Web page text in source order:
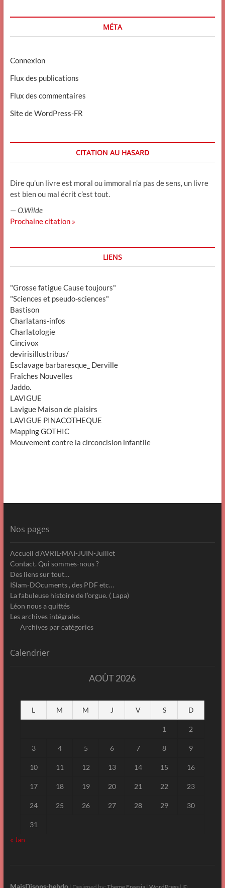
MÉTA
Connexion
Flux des publications
Flux des commentaires
Site de WordPress-FR
CITATION AU HASARD
Dire qu’un livre est moral ou immoral n’a pas de sens, un livre
est bien ou mal écrit c’est tout.
—O.Wilde
Prochaine citation »
LIENS
"Grosse fatigue Cause toujours"
"Sciences et pseudo-sciences"
Bastison
Charlatans-infos
Charlatologie
Cincivox
devirisillustribus/
Esclavage barbaresque_ Derville
Fraîches Nouvelles
Jaddo.
LAVIGUE
Lavigue Maison de plaisirs
LAVIGUE PINACOTHEQUE
Mapping GOTHIC
Mouvement contre la circoncision infantile
Nos pages
Accueil d’AVRIL-MAI-JUIN-Juillet
Contact. Qui sommes-nous ?
Des liens sur tout…
ISlam-DOcuments , des PDF etc…
La fabuleuse histoire de l’orgue. ( Lapa)
Léon nous a quittés
Les archives intégrales
Archives par catégories
Calendrier
AOÛT 2026
L M M J V S D
1 2
3 4 5 6 7 8 9
10 11 12 13 14 15 16
17 18 19 20 21 22 23
24 25 26 27 28 29 30
31
« Jan
MaisDisons-hebdo